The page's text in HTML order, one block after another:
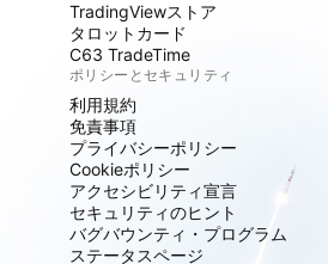
TradingViewストア
タロットカード
C63 TradeTime
ポリシーとセキュリティ
利用規約
免責事項
プライバシーポリシー
Cookieポリシー
アクセシビリティ宣言
セキュリティのヒント
バグバウンティ・プログラム
ステータスページ